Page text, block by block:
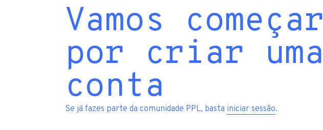
Vamos começar
por criar uma
conta
Se já fazes parte da comunidade PPL, basta iniciar sessão.